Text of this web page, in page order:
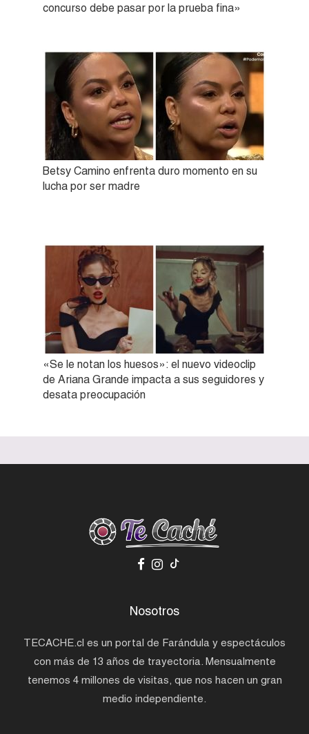
concurso debe pasar por la prueba fina»
Betsy Camino enfrenta duro momento en su
lucha por ser madre
«Se le notan los huesos»: el nuevo videoclip
de Ariana Grande impacta a sus seguidores y
desata preocupación
Nosotros
TECACHE.cl es un portal de Farándula y espectáculos
con más de 13 años de trayectoria. Mensualmente
tenemos 4 millones de visitas, que nos hacen un gran
medio independiente.